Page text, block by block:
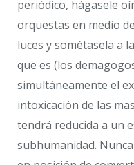
periódico, hágasele
orquestas en medio
luces y sométasela a
que es (los
simultáneamente el
intoxicación de las
tendrá reducida a un
subhumanidad.